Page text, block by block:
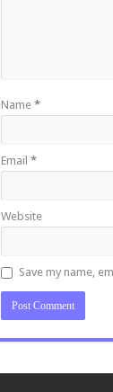
Name *
Email *
Website
Save my name,